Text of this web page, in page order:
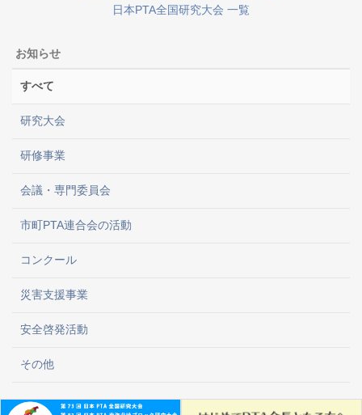
日本PTA全国研究大会 一覧
お知らせ
すべて
研究大会
研修事業
会議・専門委員会
市町PTA連合会の活動
コンクール
災害支援事業
安全啓発活動
その他